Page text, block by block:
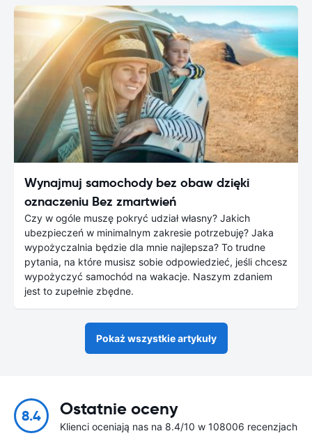
Wynajmuj samochody bez obaw dzięki
oznaczeniu Bez zmartwień
Czy w ogóle muszę pokryć udział własny? Jakich
ubezpieczeń w minimalnym zakresie potrzebuję? Jaka
wypożyczalnia będzie dla mnie najlepsza? To trudne
pytania, na które musisz sobie odpowiedzieć, jeśli chcesz
wypożyczyć samochód na wakacje. Naszym zdaniem
jest to zupełnie zbędne.
Pokaż wszystkie artykuły
8.4 Ostatnie oceny
Klienci oceniają nas na 8.4/10 w 108006 recenzjach